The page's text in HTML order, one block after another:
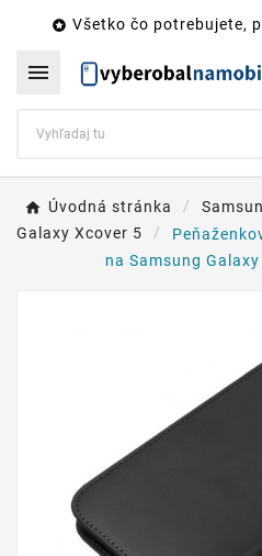
 Všetko čo potrebujete,

Úvodná stránka
Galaxy Xcover 5
na Samsung